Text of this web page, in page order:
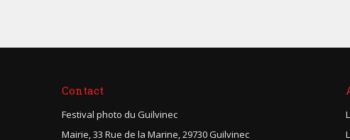
Contact
Festival photo du Guilvinec
Mairie, 33 Rue de la Marine, 29730 Guilvinec